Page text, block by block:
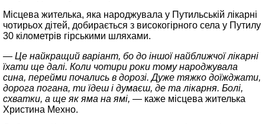
Місцева жителька, яка народжувала у Путильській лікарні
чотирьох дітей, добирається з високогірного села у Путилу
30 кілометрів гірськими шляхами.
— Це найкращий варіант, бо до іншої найближчої лікарні
їхати ще далі. Коли чотири роки тому народжувала
сина, перейми почались в дорозі. Дуже тяжко доїжджати,
дорога погана, ти їдеш і думаєш, де та лікарня. Болі,
схватки, а ще як яма на ямі, — каже місцева жителька
Христина Мехно.